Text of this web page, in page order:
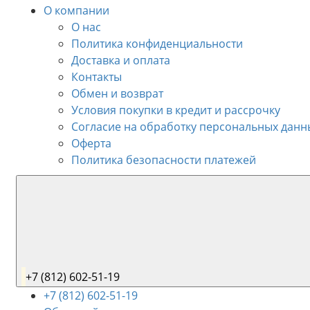
О компании
О нас
Политика конфиденциальности
Доставка и оплата
Контакты
Обмен и возврат
Условия покупки в кредит и рассрочку
Согласие на обработку персональных
Оферта
Политика безопасности платежей
+7 (812) 602-51-19
+7 (812) 602-51-19